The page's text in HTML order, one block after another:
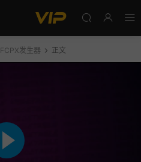
FCPX发生器 正文